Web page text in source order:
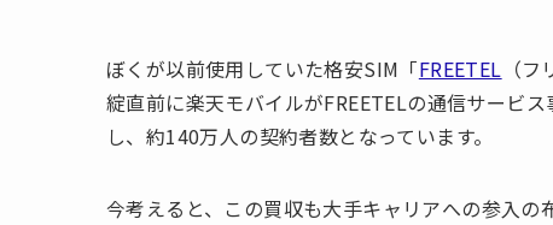
ぼくが以前使用していた格安SIM「FREETEL （
綻直前に楽天モバイルがFREETELの通信サービ
し、約140万人の契約者数となっています。
今考えると、この買収も大手キャリアへの参入の